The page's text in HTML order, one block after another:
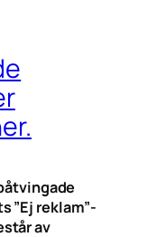
”Ej reklam”-
av